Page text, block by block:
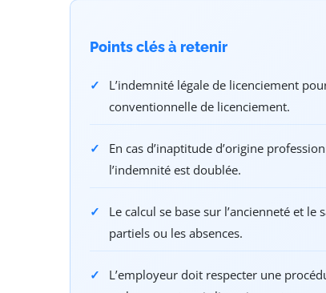
Points clés à retenir
L’indemnité légale de licenciement
conventionnelle de licenciement.
En cas d’inaptitude d’origine
l’indemnité est doublée.
Le calcul se base sur l’ancienneté et
partiels ou les absences.
L’employeur doit respecter une